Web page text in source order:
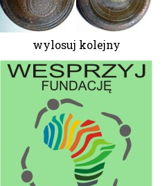
wylosuj kolejny